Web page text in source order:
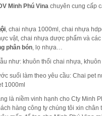
Minh Phú Vina chuyên cung cấp
, chai nhựa 1000ml, chai nhựa
vật, chai nhựa dược phẩm và
phân bón, lọ nhựa…
khuôn thổi chai nhựa, khuôn
làm theo yêu cầu: Chai pet
1000ml
là niềm vinh hạnh cho Cty Minh
hàng công ty chúng tôi xin chân